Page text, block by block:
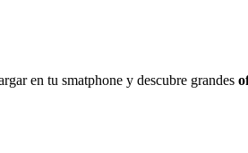
en tu smatphone y descubre grandes